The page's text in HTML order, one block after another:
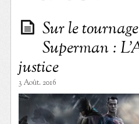
Sur le
Superman :
justice
3 Août. 2016